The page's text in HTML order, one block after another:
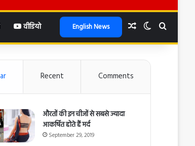
वीडियो English News Random Article
Switch skin
Search
Recent Comments
औरतों की इन चीजों से सबसे ज्यादा
आकर्षित होते हैं मर्द
September 29, 2019